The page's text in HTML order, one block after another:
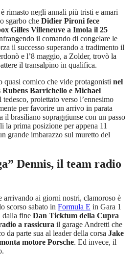
rimasto negli annali più tristi e amari
sgarbo che Didier Pironi fece
Gilles Villeneuve a Imola il 25
il comando di congelare le
il successo superando a tradimento il
e l’8 maggio, a Zolder, trovò la
il transalpino in qualifica.
quasi comico che vide protagonisti nel
Rubens Barrichello e Michael
proiettato verso l’ennesimo
per favorire un arrivo in parata
il brasiliano sopraggiunse con un passo
la prima posizione per appena 11
grande imbarazzo sul muretto del
Dennis, il team radio
arrivando ai giorni nostri, clamoroso è
scorso sabato in Formula E in Gara 1
dalla fine Dan Ticktum della Cupra
a rassicura il garage Andretti che
da parte sua al leader della corsa Jake
motore Porsche. Ed invece, il